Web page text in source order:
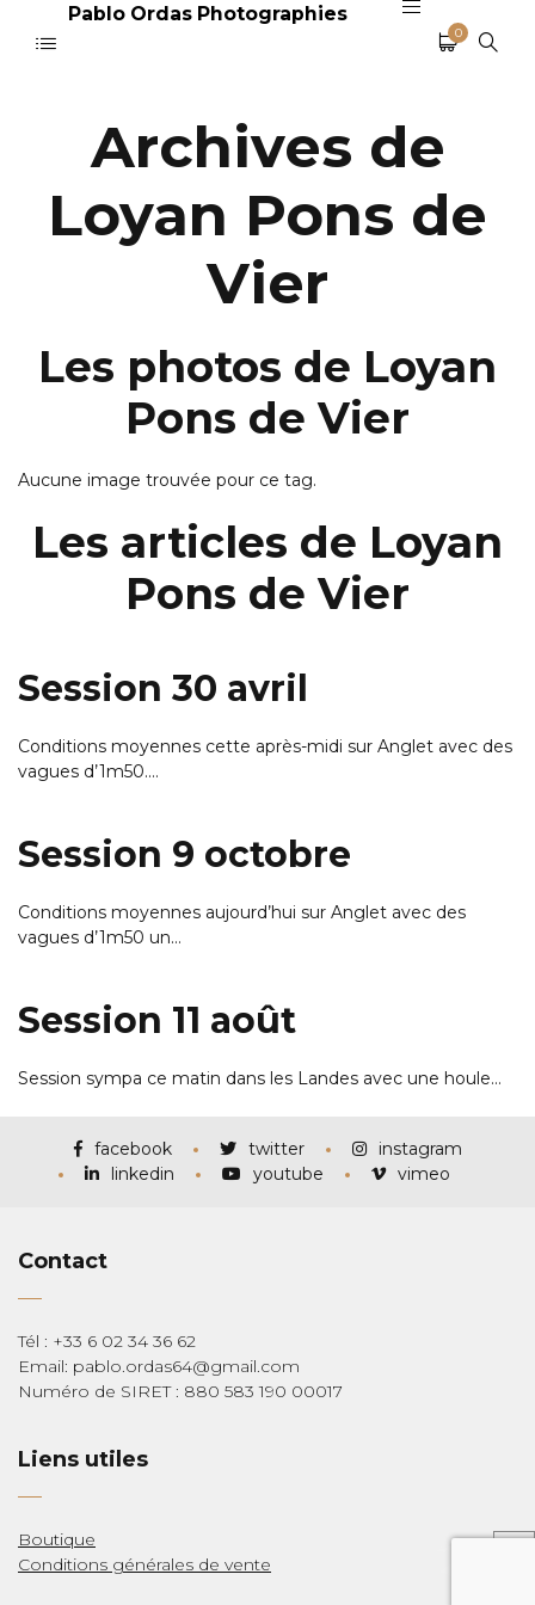
Pablo Ordas Photographies
0
Archives de
Loyan Pons de
Vier
Les photos de Loyan
Pons de Vier
Aucune image trouvée pour ce tag.
Les articles de Loyan
Pons de Vier
Session 30 avril
Conditions moyennes cette après-midi sur Anglet avec des
vagues d’1m50.…
Session 9 octobre
Conditions moyennes aujourd’hui sur Anglet avec des
vagues d’1m50 un…
Session 11 août
Session sympa ce matin dans les Landes avec une houle…
facebook twitter
instagram
linkedin
youtube vimeo
Contact
Tél : +33 6 02 34 36 62
Email: pablo.ordas64@gmail.com
Numéro de SIRET : 880 583 190 00017
Liens utiles
Boutique
Conditions générales de vente